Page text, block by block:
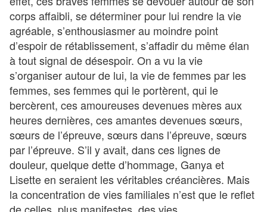
corps affaibli, se déterminer pour lui rendre la vie
agréable, s’enthousiasmer au moindre point
d’espoir de rétablissement, s’affadir du même élan
à tout signal de désespoir. On a vu la vie
s’organiser autour de lui, la vie de femmes par les
femmes, ses femmes qui le portèrent, qui le
bercèrent, ces amoureuses devenues mères aux
heures dernières, ces amantes devenues sœurs,
sœurs de l’épreuve, sœurs dans l’épreuve, sœurs
par l’épreuve. S’il y avait, dans ces lignes de
douleur, quelque dette d’hommage, Ganya et
Lisette en seraient les véritables créancières. Mais
la concentration de vies familiales n’est que le reflet
de celles, plus manifestes, des vies